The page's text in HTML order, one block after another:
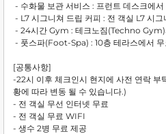
- 수화물 보관 서비스 : 프런트 데스크에
- L7 시그니쳐 드립 커피 : 전 객실 L7 시
- 24시간 Gym : 테크노짐(Techno Gym)
- 풋스파(Foot-Spa) : 10층 테라스에서
[공통사항]
-22시 이후 체크인시 현지에 사전 연락 부
황에 따라 변동 될 수 있습니다.)
- 전 객실 무선 인터넷 무료
- 전 객실 무료 WIFI
- 생수 2병 무료 제공